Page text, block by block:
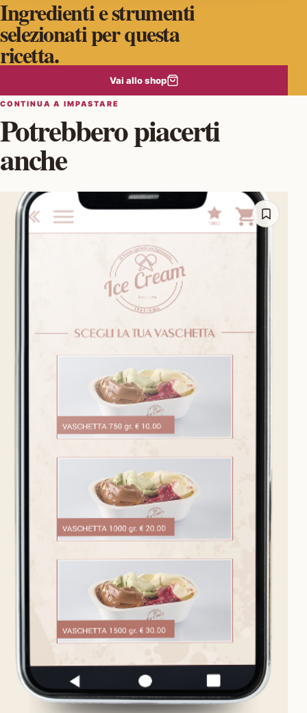
Ingredienti e strumenti
selezionati per questa
ricetta.
Vai allo shop
CONTINUA A IMPASTARE
Potrebbero piacerti
anche